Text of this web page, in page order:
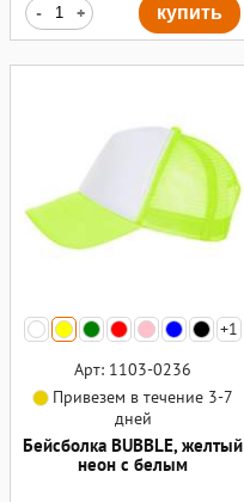
- + купить
+1
Арт: 1103-0236
Привезем в течение 3-7
дней
Бейсболка BUBBLE, желтый
неон с белым